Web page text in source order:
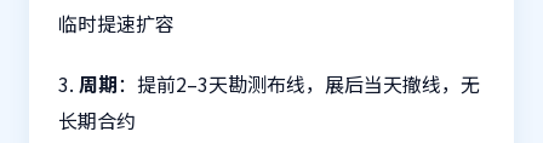
临时提速扩容
3. 周期：提前2–3天勘测布线，展后当天撤线，无
长期合约